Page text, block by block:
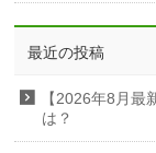
最近の投稿
【2026年8月最
は？